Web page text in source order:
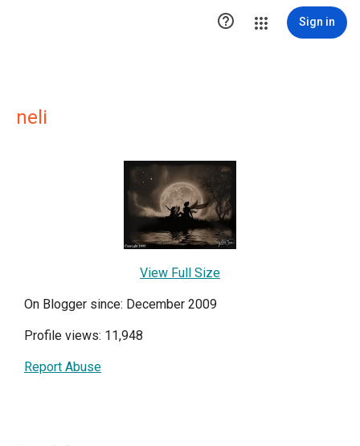
 Sign in
neli
View Full Size
On Blogger since: December 2009
Profile views: 11,948
Report Abuse